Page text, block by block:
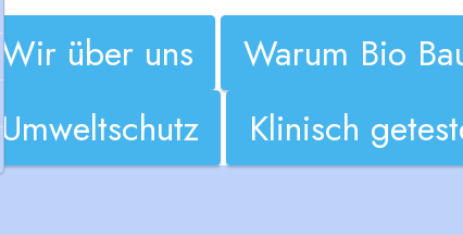
Wir über uns Warum Bio
Umweltschutz
Klinisch